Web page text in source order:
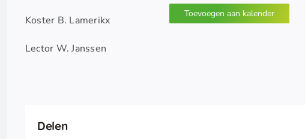
Koster B. Lamerikx
Lector W. Janssen
Toevoegen aan kalender
Delen